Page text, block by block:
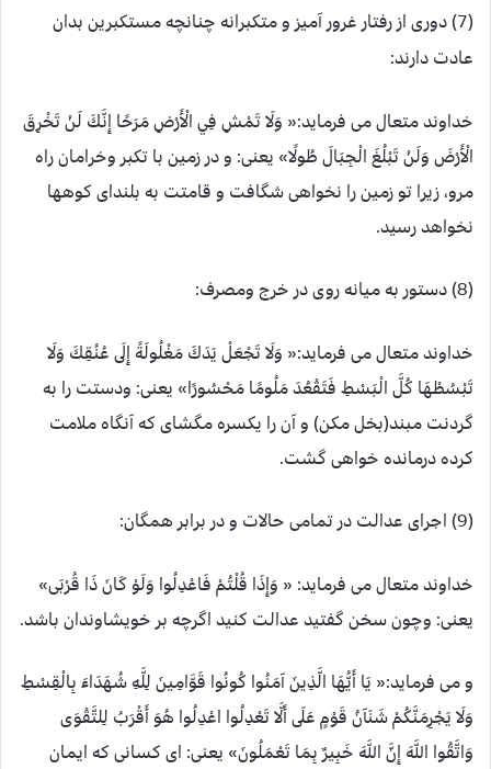
(7) دوری از رفتار غرور آمیز و متکبرانه چنانچه مستکبرین بدان
عادت دارند:
خداوند متعال می فرماید:« وَلَا تَمْشِ فِي الْأَرْضِ مَرَحًا إِنَّكَ لَنْ تَخْرِقَ
الْأَرْضَ وَلَنْ تَبْلُغَ الْجِبَالَ طُولًا» یعنی: و در زمین با تکبر وخرامان راه
مرو، زیرا تو زمین را نخواهی شگافت و قامتت به بلندای کوهها
نخواهد رسید.
(8) دستور به میانه روی در خرج ومصرف:
خداوند متعال می فرماید:« وَلَا تَجْعَلْ يَدَكَ مَغْلُولَةً إِلَى عُنُقِكَ وَلَا
تَبْسُطْهَا كُلَّ الْبَسْطِ فَتَقْعُدَ مَلُومًا مَحْسُورًا» یعنی: ودستت را به
گردنت مبند(بخل مکن) و آن را یکسره مگشای که آنگاه ملامت
کرده درمانده خواهی گشت.
(9) اجرای عدالت در تمامی حالات و در برابر همگان:
خداوند متعال می فرماید: « وَإِذَا قُلْتُمْ فَاعْدِلُوا وَلَوْ كَانَ ذَا قُرْبَى»
یعنی: وچون سخن گفتید عدالت کنید اگرچه بر خویشاوندان باشد.
و می فرماید:« يَا أَيُّهَا الَّذِينَ آمَنُوا كُونُوا قَوَّامِينَ لِلَّهِ شُهَدَاءَ بِالْقِسْطِ
وَلَا يَجْرِمَنَّكُمْ شَنَآنُ قَوْمٍ عَلَى أَلَّا تَعْدِلُوا اعْدِلُوا هُوَ أَقْرَبُ لِلتَّقْوَى
وَاتَّقُوا اللَّهَ إِنَّ اللَّهَ خَبِيرٌ بِمَا تَعْمَلُونَ» یعنی: اى كسانى كه ايمان